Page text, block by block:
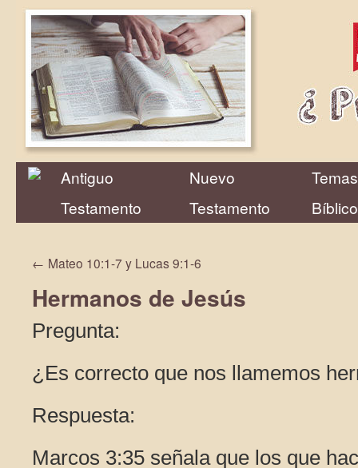
Antiguo
Testamento
Nuevo
Testamento
Temas
← Mateo 10:1-7 y Lucas 9:1-6
Hermanos de Jesús
Pregunta:
¿Es correcto que nos llamemos
Respuesta:
Marcos 3:35 señala que los que